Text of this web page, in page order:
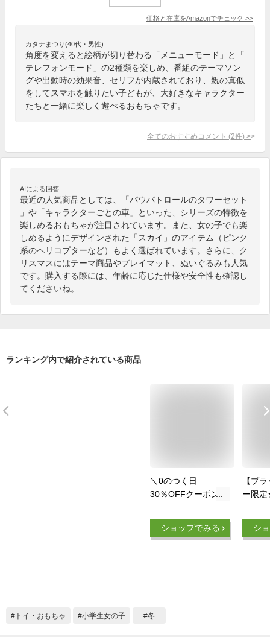
価格と在庫をAmazonでチェック >>
カタナまつり(40代・男性)
角度を変えると絵柄が切り替わる「メニューモード」と「
テレフォンモード」の2種類を楽しめ、番組のテーマソン
グや出動時の効果音、セリフが内蔵されており、親の真似
をしてスマホを触りたい子どもが、大好きなキャラクター
たちと一緒に楽しく遊べるおもちゃです。
全てのおすすめコメント (2件) >
AIによる回答
最近の人気商品としては、「パウパトロールのタワーセット
」や「キャラクターごとの車」といった、シリーズの特徴を
楽しめるおもちゃが注目されています。また、女の子でも楽
しめるようにデザインされた「スカイ」のアイテム（ピンク
系のヘリコプターなど）もよく選ばれています。さらに、ク
リスマスにはテーマ商品やプレイマット、ぬいぐるみも人気
です。購入する際には、年齢に応じた仕様や安全性も確認し
てくださいね。
ランキング内で紹介されている商品
＼0のつく日
30％OFFクーポン配
ング連続1位】 パウ
パトロール パウパト
ト デジカメ デジタ
ショップでみる
【ブ
ー限
ちゃ 9
玩具
シ
トイ・おもちゃ 小学生女の子 冬